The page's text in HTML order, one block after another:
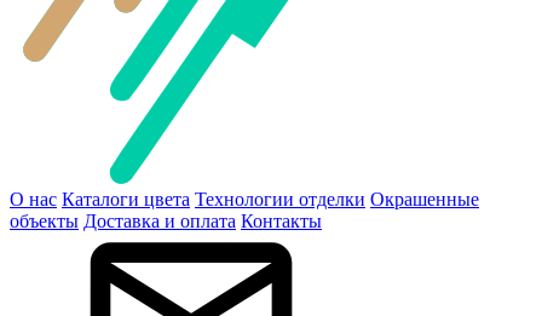
О нас Каталоги цвета Технологии отделки Окрашенные
объекты Доставка и оплата Контакты